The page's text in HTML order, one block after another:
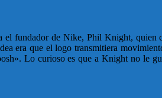
fundador de Nike, Phil Knight, quien
era que el logo transmitiera
Lo curioso es que a Knight no le